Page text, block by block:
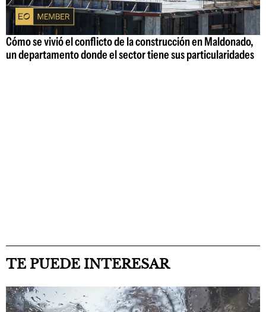
Cómo se vivió el conflicto de la construcción en Maldonado,
un departamento donde el sector tiene sus particularidades
TE PUEDE INTERESAR